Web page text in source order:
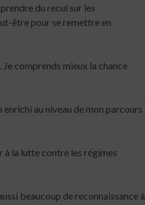
du recul sur les
être pour se remettre en
comprends mieux la chance
au niveau de mon parcours
à la lutte contre les régimes
beaucoup de reconnaissance à